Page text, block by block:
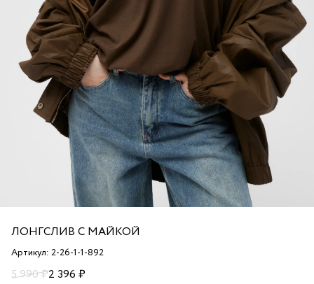
ЛОНГСЛИВ С МАЙКОЙ
Артикул: 2-26-1-1-892
5 990 ₽2 396 ₽